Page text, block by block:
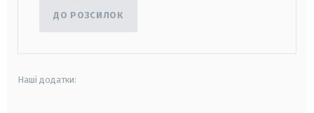
ДО РОЗСИЛОК
Наші додатки: